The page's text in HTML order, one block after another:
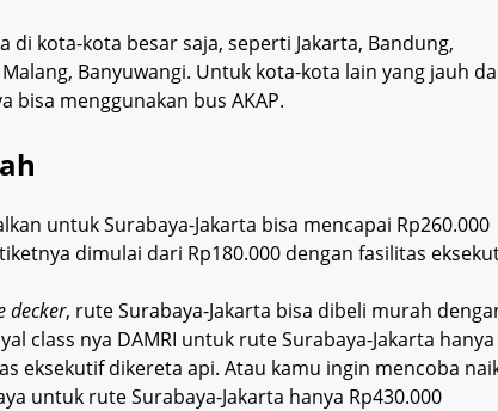
di kota-kota besar saja, seperti Jakarta, Bandung,
Banyuwangi. Untuk kota-kota lain yang jauh
menggunakan bus AKAP.
untuk Surabaya-Jakarta bisa mencapai Rp260.000
dimulai dari Rp180.000 dengan fasilitas
decker, rute Surabaya-Jakarta bisa dibeli murah
class nya DAMRI untuk rute Surabaya-Jakarta hanya
eksekutif dikereta api. Atau kamu ingin mencoba
untuk rute Surabaya-Jakarta hanya Rp430.000